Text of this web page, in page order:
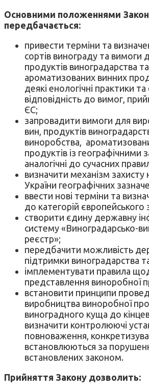
Основними положеннями
передбачається:
привести терміни та
сортів винограду та вимоги
продуктів виноградарства
ароматизованих винних
деякі енологічні практики
відповідність до вимог,
ЄС;
запровадити вимоги для
вин, продуктів
виноробства,
продуктів із географічними
аналогічні до сучасних
визначити механізм захисту
України географічних
ввести нові терміни та
до категорій європейського
створити єдину державну
систему «Виноградарсько-
реєстр»;
передбачити можливість
підтримки виноградарства
імплементувати правила
представлення виноробної
встановити принципи
виробництва виноробної
виноградного куща до
визначити контролюючі
повноваження,
встановлюються за
встановлених законом.
Прийняття Закону дозволить: